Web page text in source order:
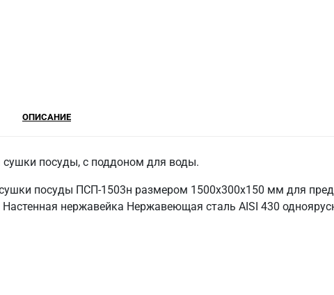
ОПИСАНИЕ
сушки посуды, с поддоном для воды.
посуды ПСП-1503н размером 1500х300х150 мм для
нержавейка Нержавеющая сталь AISI 430